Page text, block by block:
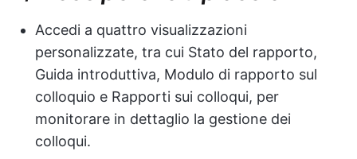
Accedi a quattro visualizzazioni
personalizzate, tra cui Stato del rapporto,
Guida introduttiva, Modulo di rapporto sul
colloquio e Rapporti sui colloqui, per
monitorare in dettaglio la gestione dei
colloqui.